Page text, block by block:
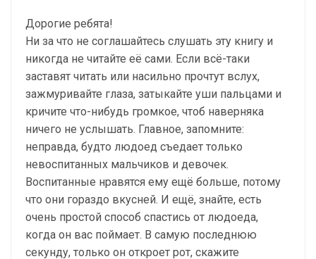
Дорогие ребята!
Ни за что не соглашайтесь слушать эту книгу и
никогда не читайте её сами. Если всё-таки
заставят читать или насильно прочтут вслух,
зажмуривайте глаза, затыкайте уши пальцами и
кричите что-нибудь громкое, чтоб наверняка
ничего не услышать. Главное, запомните:
неправда, будто людоед съедает только
невоспитанных мальчиков и девочек.
Воспитанные нравятся ему ещё больше, потому
что они гораздо вкусней. И ещё, знайте, есть
очень простой способ спастись от людоеда,
когда он вас поймает. В самую последнюю
секунду, только он откроет рот, скажите